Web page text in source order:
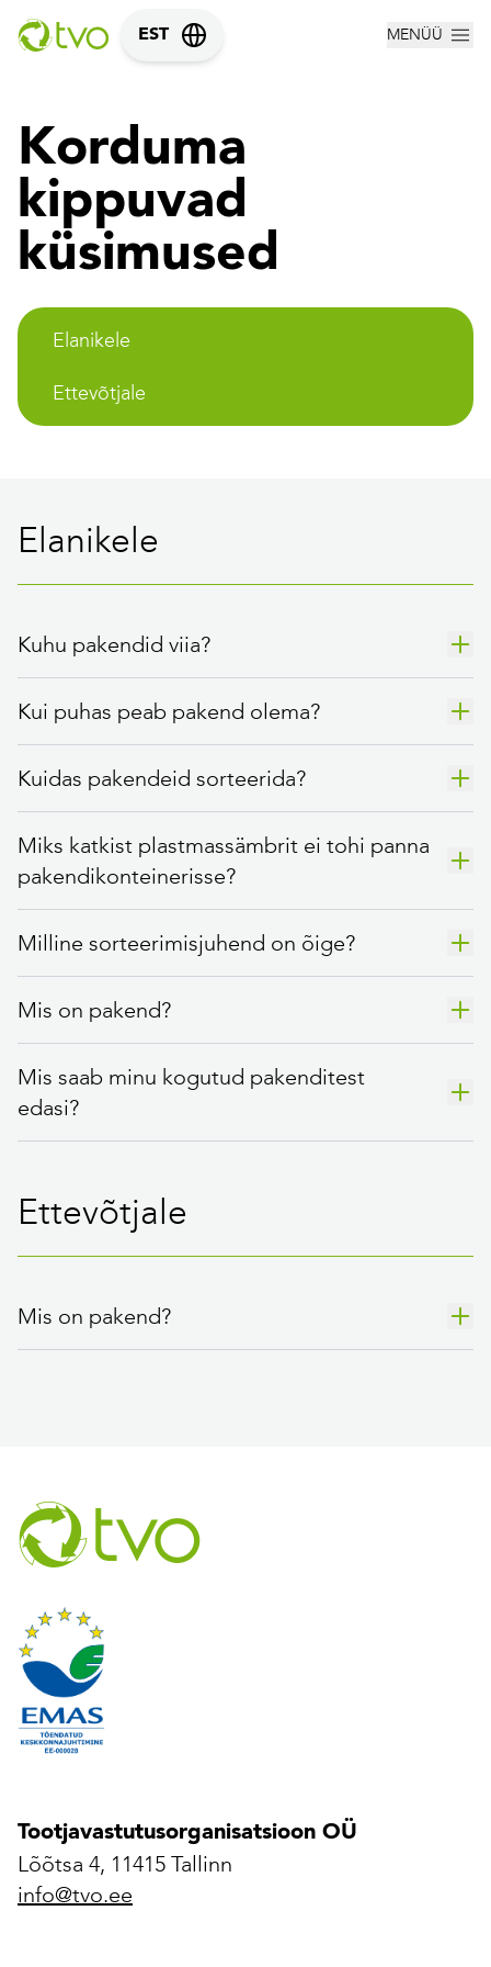
EST MENÜÜ
Korduma
kippuvad
küsimused
Elanikele
Ettevõtjale
Elanikele
Kuhu pakendid viia?
Kui puhas peab pakend olema?
Kuidas pakendeid sorteerida?
Miks katkist plastmassämbrit ei tohi panna
pakendikonteinerisse?
Milline sorteerimisjuhend on õige?
Mis on pakend?
Mis saab minu kogutud pakenditest
edasi?
Ettevõtjale
Mis on pakend?
Tootjavastutusorganisatsioon OÜ
Lõõtsa 4, 11415 Tallinn
info@tvo.ee